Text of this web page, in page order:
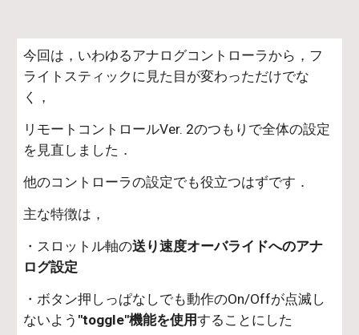
今回は，いわゆるアナログコントローラから，フ
ライトスティックに見た目が変わっただけでな
く，
リモートコントロールVer. 2のつもりで全体の設定
を見直しました．
他のコントローラの設定でも役立つはずです．
主な特徴は，
・スロットル軸の送り速度オーバライドへのアナ
ログ設定
・ボタン押しっぱなしでも動作のOn/Offが点滅し
ないよう "toggle"機能を使用することにした